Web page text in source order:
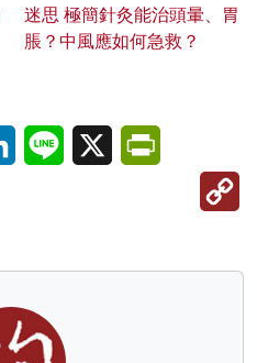
迷思 極簡針灸能治頭暈、胃
脹？中風應如何急救？
LinkedInLine X